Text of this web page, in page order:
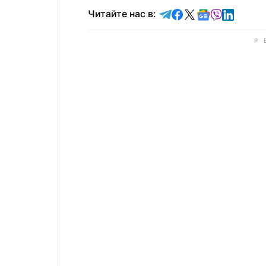
Читайте нас в: Читайте в Telegram
Читайте в
Читайте в X
Читайте в
Читайте